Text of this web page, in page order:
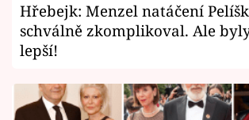
Hřebejk: Menzel natáčení
schválně zkomplikoval. Ale
lepší!